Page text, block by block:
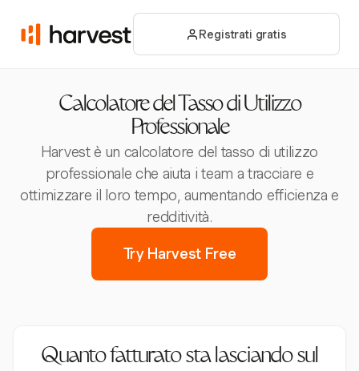
Registrati gratis
Calcolatore del Tasso di Utilizzo
Professionale
Harvest è un calcolatore del tasso di utilizzo
professionale che aiuta i team a tracciare e
ottimizzare il loro tempo, aumentando efficienza e
redditività.
Try Harvest Free
Quanto fatturato sta lasciando sul